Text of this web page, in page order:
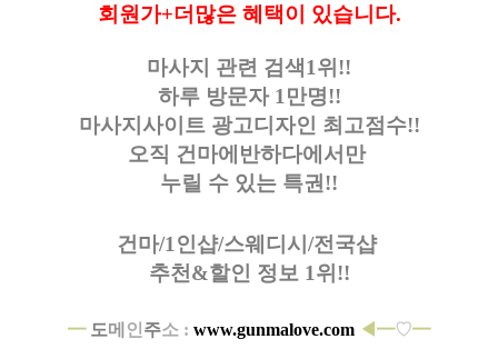
회원가+더많은 혜택이 있습니다.
마사지 관련 검색1위!!
하루 방문자 1만명!!
마사지사이트 광고디자인 최고점수!!
오직 건마에반하다에서만
누릴 수 있는 특권!!
건마/1인샵/스웨디시/전국샵
추천&할인 정보 1위!!
━ 도메 인 주소 : www.gunmalove.com ◀━♡━